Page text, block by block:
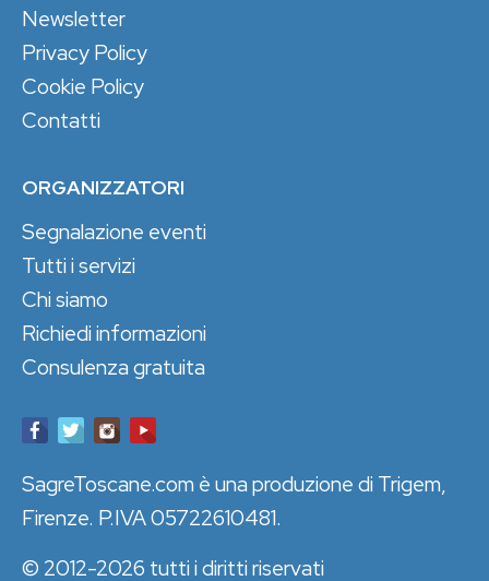
Newsletter
Privacy Policy
Cookie Policy
Contatti
ORGANIZZATORI
Segnalazione eventi
Tutti i servizi
Chi siamo
Richiedi informazioni
Consulenza gratuita
SagreToscane.com è una produzione di Trigem,
Firenze. P.IVA 05722610481.
© 2012-2026 tutti i diritti riservati